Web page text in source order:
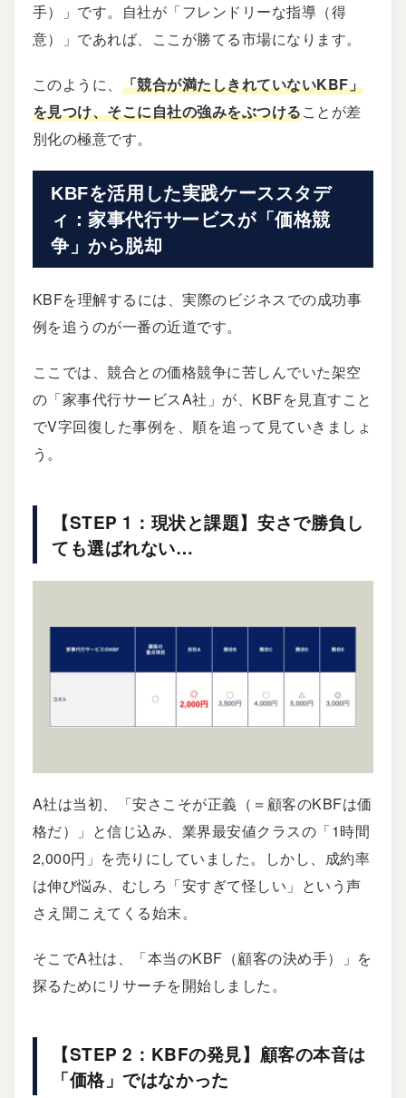
手）」です。自社が「フレンドリーな指導（得
意）」であれば、ここが勝てる市場になります。
このように、 「競合が満たしきれていないKBF」
を見つけ、そこに自社の強みをぶつけることが差
別化の極意です。
KBFを活用した実践ケーススタデ
ィ：家事代行サービスが「価格競
争」から脱却
KBFを理解するには、実際のビジネスでの成功事
例を追うのが一番の近道です。
ここでは、競合との価格競争に苦しんでいた架空
の「家事代行サービスA社」が、KBFを見直すこと
でV字回復した事例を、順を追って見ていきましょ
う。
【STEP 1：現状と課題】安さで勝負し
ても選ばれない…
A社は当初、「安さこそが正義（＝顧客のKBFは価
格だ）」と信じ込み、業界最安値クラスの「1時間
2,000円」を売りにしていました。しかし、成約率
は伸び悩み、むしろ「安すぎて怪しい」という声
さえ聞こえてくる始末。
そこでA社は、「本当のKBF（顧客の決め手）」を
探るためにリサーチを開始しました。
【STEP 2：KBFの発見】顧客の本音は
「価格」ではなかった